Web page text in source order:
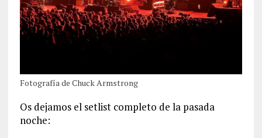
Fotografía de Chuck Armstrong
Os dejamos el setlist completo de la pasada
noche: